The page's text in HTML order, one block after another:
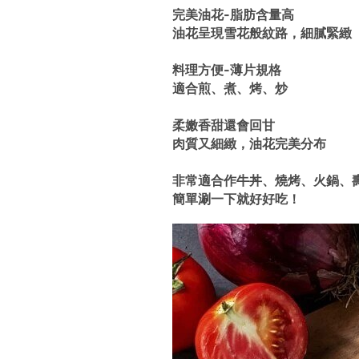
完美油花-脂肪含量高
油花呈現雪花般紋路，細膩緊緻
料理方便-薄片規格
適合煎、煮、烤、炒
柔嫩香甜還會回甘
肉質又細緻，油花完美分布
非常適合作牛丼、燒烤、火鍋、
簡單涮一下就好好吃！